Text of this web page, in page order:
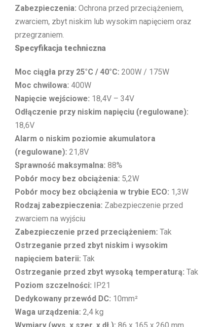
Zabezpieczenia: Ochrona przed przeciążeniem,
zwarciem, zbyt niskim lub wysokim napięciem oraz
przegrzaniem.
Specyfikacja techniczna
Moc ciągła przy 25°C / 40°C: 200W / 175W
Moc chwilowa: 400W
Napięcie wejściowe: 18,4V – 34V
Odłączenie przy niskim napięciu (regulowane):
18,6V
Alarm o niskim poziomie akumulatora
(regulowane): 21,8V
Sprawność maksymalna: 88%
Pobór mocy bez obciążenia: 5,2W
Pobór mocy bez obciążenia w trybie ECO: 1,3W
Rodzaj zabezpieczenia: Zabezpieczenie przed
zwarciem na wyjściu
Zabezpieczenie przed przeciążeniem: Tak
Ostrzeganie przed zbyt niskim i wysokim
napięciem baterii: Tak
Ostrzeganie przed zbyt wysoką temperaturą: Tak
Poziom szczelności: IP21
Dedykowany przewód DC: 10mm²
Waga urządzenia: 2,4 kg